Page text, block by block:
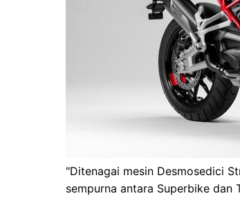
"Ditenagai mesin Desmosedici
sempurna antara Superbike dan